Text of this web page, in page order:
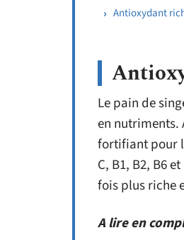
Antioxydant
Le pain de
en nutriments.
fortifiant pour
C, B1, B2, B6
fois plus riche
A lire en